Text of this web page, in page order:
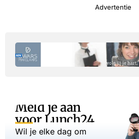
Advertentie
Meld je aan
voor Lunch24
Wil je elke dag om